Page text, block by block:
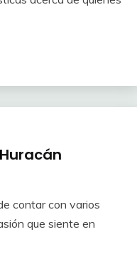
contar con varios
que siente en